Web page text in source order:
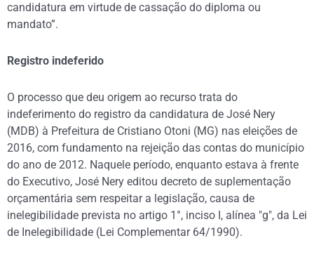
candidatura em virtude de cassação do diploma ou
mandato”.
Registro indeferido
O processo que deu origem ao recurso trata do
indeferimento do registro da candidatura de José Nery
(MDB) à Prefeitura de Cristiano Otoni (MG) nas eleições de
2016, com fundamento na rejeição das contas do município
do ano de 2012. Naquele período, enquanto estava à frente
do Executivo, José Nery editou decreto de suplementação
orçamentária sem respeitar a legislação, causa de
inelegibilidade prevista no artigo 1°, inciso I, alínea "g", da Lei
de Inelegibilidade (Lei Complementar 64/1990).